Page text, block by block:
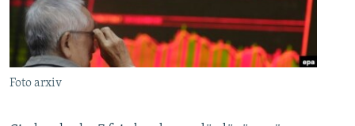
İNFOQRAFIKA
KARIKATURA
AZƏRBAYCAN ƏDƏBIYYATI KITABXANASI
İSLAM VƏ DEMOKRATIYA
MISSIYAMIZ
PEŞƏ ETIKASI VƏ JURNALISTIKA STANDARTLARIMIZ
BIZI IZLƏ
Foto arxiv